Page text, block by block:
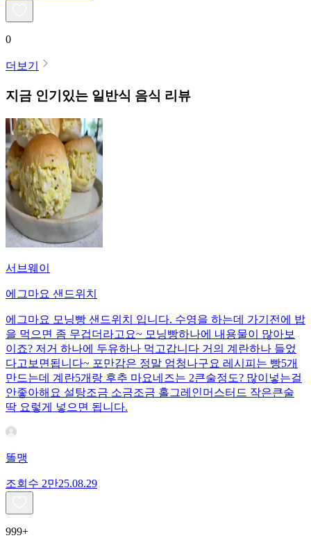
0
더보기
지금 인기있는 일반식 음식 리뷰
서브웨이
에그마요 샌드위치
에그마요 모닝빵 샌드위치 입니다. 수영을 하는데 가기전에 밥
을 먹으면 좀 무겁더라고요~ 모닝빵하나에 내용물이 많아보
이죠? 저거 하나에 두유하나 먹고갑니다 거의 계란하나 들었
다고보면됩니다~ 포만감은 정말 엄청나구요 레시피는 빵5개
만드는데 계란5개랑 후추 마요네즈는 2큰술정도? 많이넣는걸
안좋아해요 설탕조금 소금조금 홀그레인머스터드 작은큰술
딱 요렇게 넣으면 됩니다.
똘맹
조회수 2만25.08.29
999+